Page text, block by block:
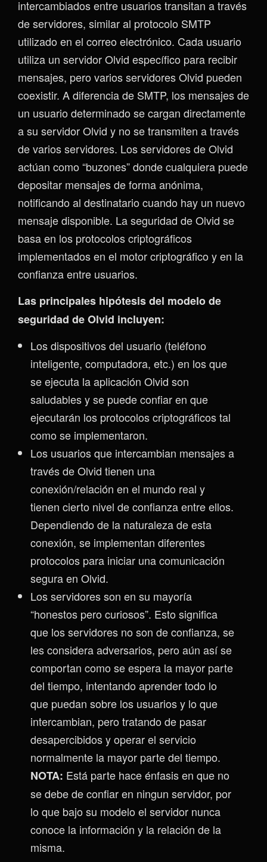
intercambiados entre usuarios transitan a través
de servidores, similar al protocolo SMTP
utilizado en el correo electrónico. Cada usuario
utiliza un servidor Olvid específico para recibir
mensajes, pero varios servidores Olvid pueden
coexistir. A diferencia de SMTP, los mensajes de
un usuario determinado se cargan directamente
a su servidor Olvid y no se transmiten a través
de varios servidores. Los servidores de Olvid
actúan como “buzones” donde cualquiera puede
depositar mensajes de forma anónima,
notificando al destinatario cuando hay un nuevo
mensaje disponible. La seguridad de Olvid se
basa en los protocolos criptográficos
implementados en el motor criptográfico y en la
confianza entre usuarios.
Las principales hipótesis del modelo de
seguridad de Olvid incluyen:
Los dispositivos del usuario (teléfono
inteligente, computadora, etc.) en los que
se ejecuta la aplicación Olvid son
saludables y se puede confiar en que
ejecutarán los protocolos criptográficos tal
como se implementaron.
Los usuarios que intercambian mensajes a
través de Olvid tienen una
conexión/relación en el mundo real y
tienen cierto nivel de confianza entre ellos.
Dependiendo de la naturaleza de esta
conexión, se implementan diferentes
protocolos para iniciar una comunicación
segura en Olvid.
Los servidores son en su mayoría
“honestos pero curiosos”. Esto significa
que los servidores no son de confianza, se
les considera adversarios, pero aún así se
comportan como se espera la mayor parte
del tiempo, intentando aprender todo lo
que puedan sobre los usuarios y lo que
intercambian, pero tratando de pasar
desapercibidos y operar el servicio
normalmente la mayor parte del tiempo.
NOTA: Está parte hace énfasis en que no
se debe de confiar en ningun servidor, por
lo que bajo su modelo el servidor nunca
conoce la información y la relación de la
misma.